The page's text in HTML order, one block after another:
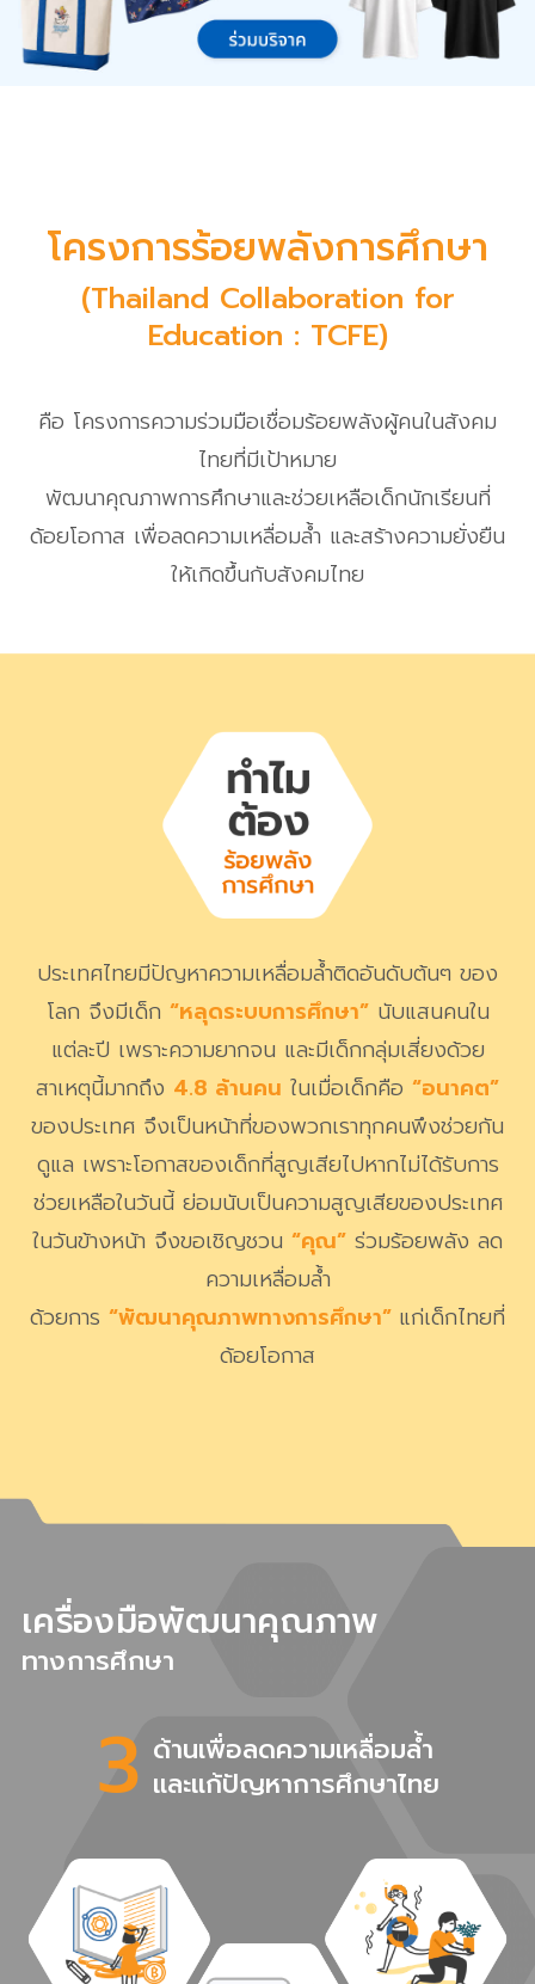
โครงการร้อยพลังการศึกษา
(Thailand Collaboration for
Education : TCFE)
คือ โครงการความร่วมมือเชื่อมร้อยพลังผู้คนในสังคม
ไทยที่มีเป้าหมาย
พัฒนาคุณภาพการศึกษาและช่วยเหลือเด็กนักเรียนที่
ด้อยโอกาส เพื่อลดความเหลื่อมล้ำ และสร้างความยั่งยืน
ให้เกิดขึ้นกับสังคมไทย
ประเทศไทยมีปัญหาความเหลื่อมล้ำติดอันดับต้นๆ ของ
โลก จึงมีเด็ก “หลุดระบบการศึกษา”นับแสนคนใน
แต่ละปี เพราะความยากจน และมีเด็กกลุ่มเสี่ยงด้วย
สาเหตุนี้มากถึง 4.8 ล้านคน ในเมื่อเด็กคือ “อนาคต”
ของประเทศ จึงเป็นหน้าที่ของพวกเราทุกคนพึงช่วยกัน
ดูแล เพราะโอกาสของเด็กที่สูญเสียไปหากไม่ได้รับการ
ช่วยเหลือในวันนี้ ย่อมนับเป็นความสูญเสียของประเทศ
ในวันข้างหน้า จึงขอเชิญชวน “คุณ” ร่วมร้อยพลัง ลด
ความเหลื่อมล้ำ
ด้วยการ “พัฒนาคุณภาพทางการศึกษา” แก่เด็กไทยที่
ด้อยโอกาส
เครื่องมือพัฒนาคุณภาพ
ทางการศึกษา
3 ด้านเพื่อลดความเหลื่อมล้ำ
และแก้ปัญหาการศึกษาไทย